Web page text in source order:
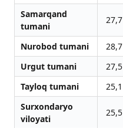
Samarqand
tumani
27,7
Nurobod tumani 28,7
Urgut tumani
27,5
Tayloq tumani
25,1
Surxondaryo
viloyati
25,5